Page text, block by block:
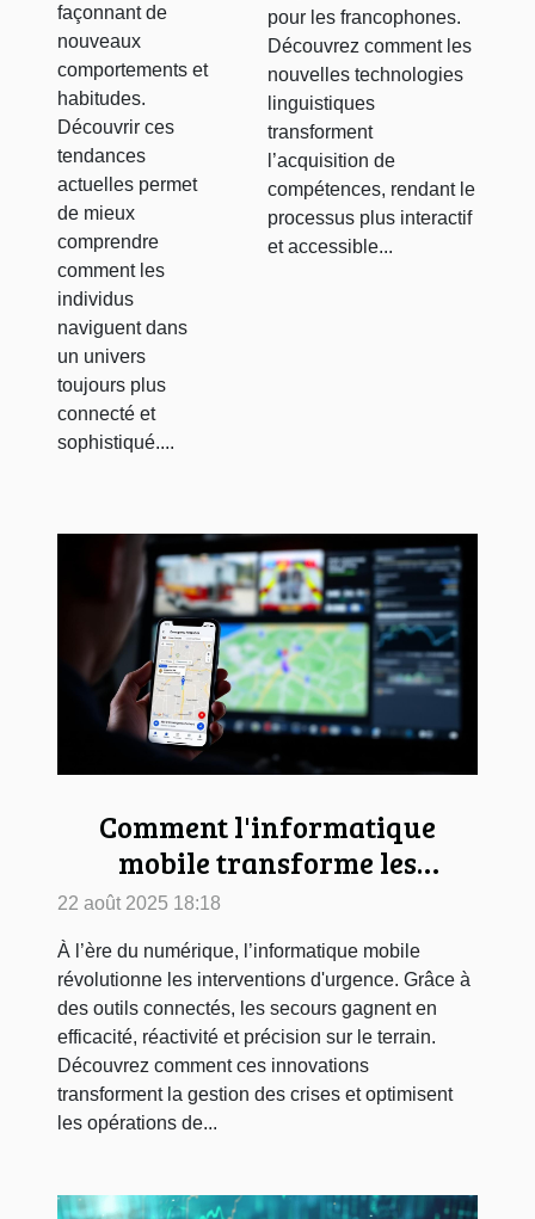
façonnant de
nouveaux
comportements et
habitudes.
Découvrir ces
tendances
actuelles permet
de mieux
comprendre
comment les
individus
naviguent dans
un univers
toujours plus
connecté et
sophistiqué....
pour les francophones.
Découvrez comment les
nouvelles technologies
linguistiques
transforment
l’acquisition de
compétences, rendant le
processus plus interactif
et accessible...
Comment l'informatique
mobile transforme les
interventions d'urgence ?
22 août 2025 18:18
À l’ère du numérique, l’informatique mobile
révolutionne les interventions d'urgence. Grâce à
des outils connectés, les secours gagnent en
efficacité, réactivité et précision sur le terrain.
Découvrez comment ces innovations
transforment la gestion des crises et optimisent
les opérations de...